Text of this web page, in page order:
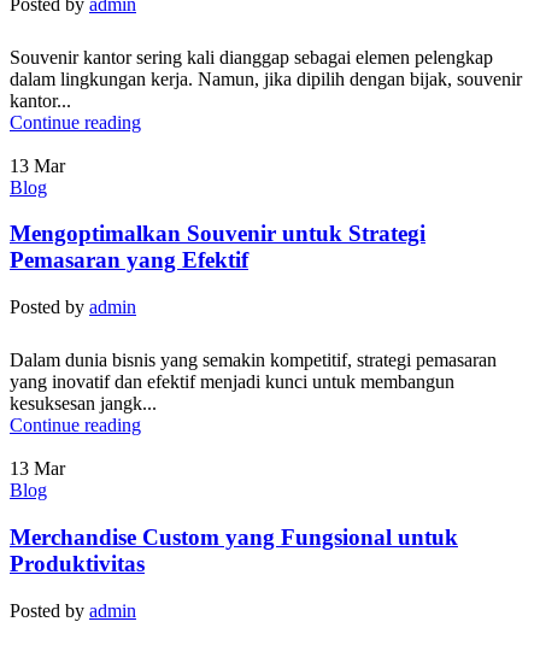
Souvenir kantor sering kali dianggap sebagai elemen pelengkap
dalam lingkungan kerja. Namun, jika dipilih dengan bijak, souvenir
kantor...
Continue reading
13 Mar
Blog
Mengoptimalkan Souvenir untuk Strategi
Pemasaran yang Efektif
Posted by admin
Dalam dunia bisnis yang semakin kompetitif, strategi pemasaran
yang inovatif dan efektif menjadi kunci untuk membangun
kesuksesan jangk...
Continue reading
13 Mar
Blog
Merchandise Custom yang Fungsional untuk
Produktivitas
Posted by admin